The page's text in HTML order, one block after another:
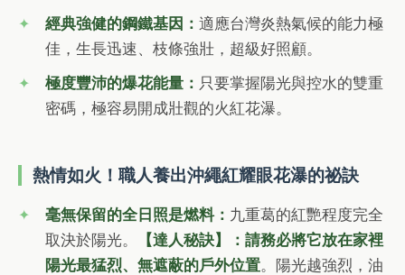
經典強健的鋼鐵基因：適應台灣炎熱氣候的能力極
佳，生長迅速、枝條強壯，超級好照顧。
極度豐沛的爆花能量： 只要掌握陽光與控水的雙重
密碼，極容易開成壯觀的火紅花瀑。
熱情如火！職人養出沖繩紅耀眼花瀑的祕訣
毫無保留的全日照是燃料： 九重葛的紅艷程度完全
取決於陽光。
【達人秘訣】：請務必將它放在家裡
陽光最猛烈、無遮蔽的戶外位置。陽光越強烈，油